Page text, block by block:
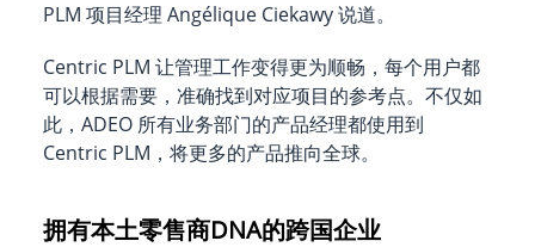
PLM 项目经理 Angélique Ciekawy 说道。
Centric PLM 让管理工作变得更为顺畅，每个用户都
可以根据需要，准确找到对应项目的参考点。不仅如
此，ADEO 所有业务部门的产品经理都使用到
Centric PLM，将更多的产品推向全球。
拥有本土零售商DNA的跨国企业